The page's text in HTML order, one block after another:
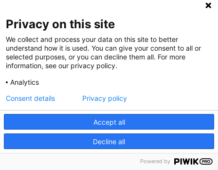
LLEGIR MÉS »
14/11/2016 - 13:02:20
« Anterior
Privacy on this site
We collect and process your data on this site to better
understand how it is used. You can give your consent to all or
selected purposes, or you can decline them all. For more
information, see our privacy policy.
Analytics
Accept all
Decline all
Consent details Privacy policy
Powered by